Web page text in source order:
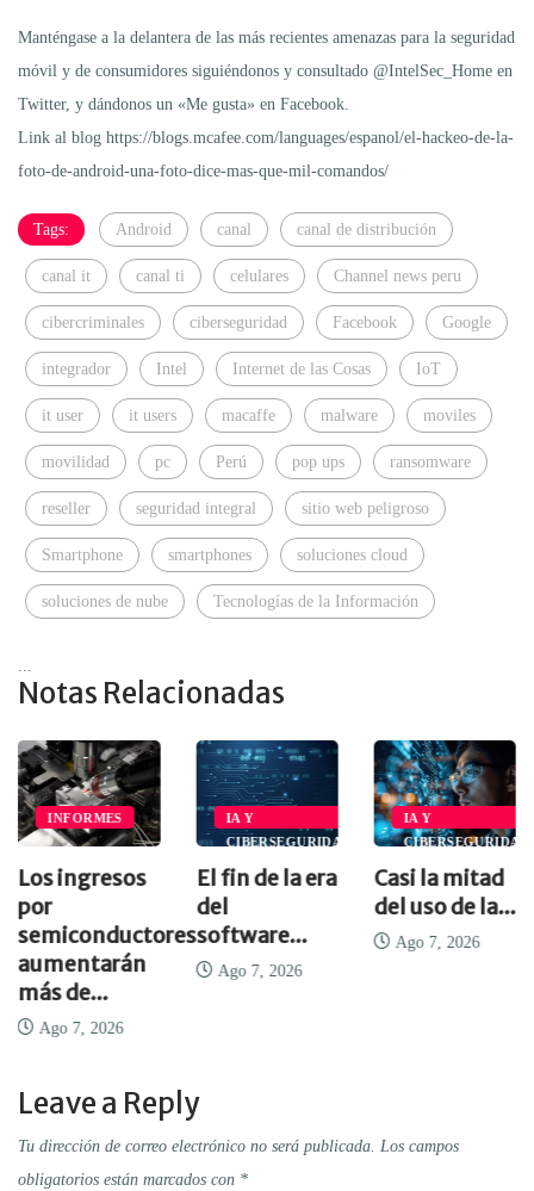
Manténgase a la delantera de las más recientes amenazas para la seguridad
móvil y de consumidores siguiéndonos y consultado @IntelSec_Home en
Twitter, y dándonos un «Me gusta» en Facebook.
Link al blog https://blogs.mcafee.com/languages/espanol/el-hackeo-de-la-
foto-de-android-una-foto-dice-mas-que-mil-comandos/
Tags: Android canal canal de distribución
canal it canal ti celulares Channel news peru
cibercriminales ciberseguridad Facebook Google
integrador Intel Internet de las Cosas IoT
it user it users macaffe malware moviles
movilidad pc Perú pop ups ransomware
reseller seguridad integral sitio web peligroso
Smartphone smartphones soluciones cloud
soluciones de nube Tecnologías de la Información
Notas Relacionadas
INFORMES
Los ingresos
por
semiconductores
aumentarán
más de...
Ago 7, 2026
IA Y
CIBERSEGURIDAD
El fin de la era
del
software...
Ago 7, 2026
IA Y
CIBERSEGURIDAD
Casi la mitad
del uso de la...
Ago 7, 2026
Leave a Reply
Tu dirección de correo electrónico no será publicada. Los campos
obligatorios están marcados con *